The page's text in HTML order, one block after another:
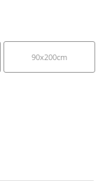
90x200cm